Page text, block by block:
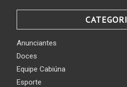
Anunciantes
Doces
Equipe Cabiúna
Esporte